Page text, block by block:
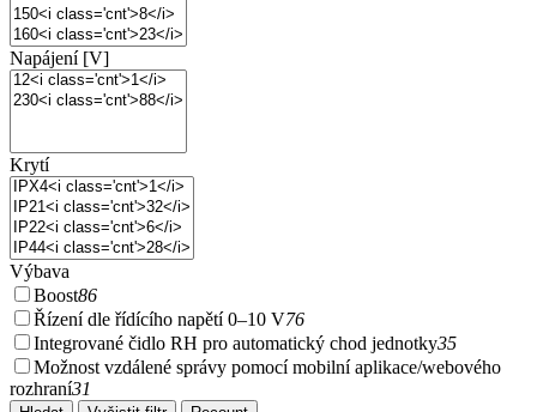
Napájení [V]
Krytí
Výbava
Boost86
Řízení dle řídícího napětí 0–10 V76
Integrované čidlo RH pro automatický chod jednotky35
Možnost vzdálené správy pomocí mobilní aplikace/webového
rozhraní31